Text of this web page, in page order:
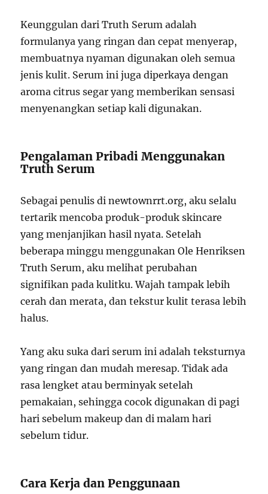
Keunggulan dari Truth Serum adalah
formulanya yang ringan dan cepat menyerap,
membuatnya nyaman digunakan oleh semua
jenis kulit. Serum ini juga diperkaya dengan
aroma citrus segar yang memberikan sensasi
menyenangkan setiap kali digunakan.
Pengalaman Pribadi Menggunakan
Truth Serum
Sebagai penulis di newtownrrt.org, aku selalu
tertarik mencoba produk-produk skincare
yang menjanjikan hasil nyata. Setelah
beberapa minggu menggunakan Ole Henriksen
Truth Serum, aku melihat perubahan
signifikan pada kulitku. Wajah tampak lebih
cerah dan merata, dan tekstur kulit terasa lebih
halus.
Yang aku suka dari serum ini adalah teksturnya
yang ringan dan mudah meresap. Tidak ada
rasa lengket atau berminyak setelah
pemakaian, sehingga cocok digunakan di pagi
hari sebelum makeup dan di malam hari
sebelum tidur.
Cara Kerja dan Penggunaan